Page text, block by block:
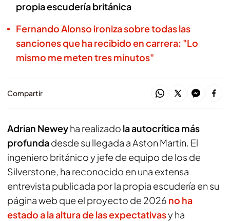
propia escudería británica
Fernando Alonso ironiza sobre todas las
sanciones que ha recibido en carrera: "Lo
mismo me meten tres minutos"
Compartir
Adrian Neweyha realizado la autocrítica más
profundadesde su llegada a Aston Martin. El
ingeniero británico y jefe de equipo de los de
Silverstone, ha reconocido en una extensa
entrevista publicada por la propia escudería en su
página web que el proyecto de 2026 no ha
estado a la altura de las expectativasy ha